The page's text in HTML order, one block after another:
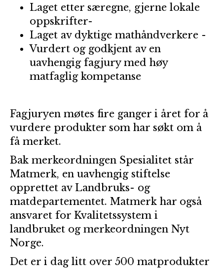
Laget etter særegne, gjerne lokale
oppskrifter-
Laget av dyktige mathåndverkere -
Vurdert og godkjent av en
uavhengig fagjury med høy
matfaglig kompetanse
Fagjuryen møtes fire ganger i året for å
vurdere produkter som har søkt om å
få merket.
Bak merkeordningen Spesialitet står
Matmerk, en uavhengig stiftelse
opprettet av Landbruks- og
matdepartementet. Matmerk har også
ansvaret for Kvalitetssystem i
landbruket og merkeordningen Nyt
Norge.
Det er i dag litt over 500 matprodukter